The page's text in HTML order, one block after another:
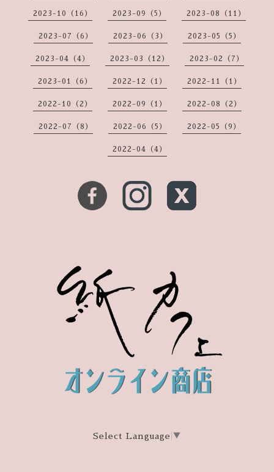
2023-10（16） 2023-09（5） 2023-08（11）
2023-07（6） 2023-06（3） 2023-05（5）
2023-04（4） 2023-03（12） 2023-02（7）
2023-01（6） 2022-12（1） 2022-11（1）
2022-10（2） 2022-09（1） 2022-08（2）
2022-07（8） 2022-06（5） 2022-05（9）
2022-04（4）
Select Language ▼